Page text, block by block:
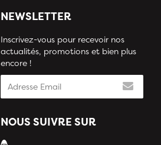
NEWSLETTER
Inscrivez-vous pour recevoir nos
actualités, promotions et bien plus
encore !
NOUS SUIVRE SUR